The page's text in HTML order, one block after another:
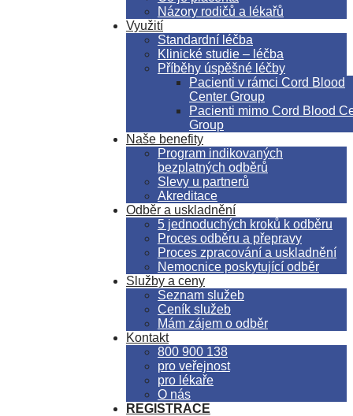
Názory rodičů a lékařů
Využití
Standardní léčba
Klinické studie – léčba
Příběhy úspěšné léčby
Pacienti v rámci Cord Blood
Center Group
Pacienti mimo Cord Blood
Group
Naše benefity
Program indikovaných
bezplatných odběrů
Slevy u partnerů
Akreditace
Odběr a uskladnění
5 jednoduchých kroků k odběru
Proces odběru a přepravy
Proces zpracování a uskladnění
Nemocnice poskytující odběr
Služby a ceny
Seznam služeb
Ceník služeb
Mám zájem o odběr
Kontakt
800 900 138
pro veřejnost
pro lékaře
O nás
REGISTRACE